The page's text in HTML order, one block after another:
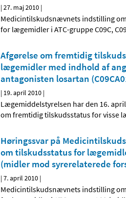
|27. maj 2010 |
Medicintilskudsnævnets indstilling
for lægemidler i ATC-gruppe C09C,
Afgørelse om fremtidig
lægemidler med indhold af
antagonisten losartan
| 19. april 2010 |
Lægemiddelstyrelsen har den 16.
om fremtidig tilskudsstatus for visse
Høringssvar på
om tilskudsstatus for
(midler mod syrerelaterede
|7. april 2010 |
Medicintilskudsnævnets indstilling